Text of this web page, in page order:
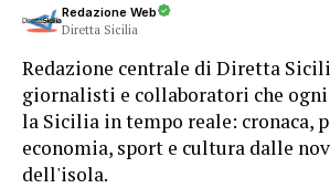
Redazione Web
Diretta Sicilia
Redazione centrale di Diretta
giornalisti e collaboratori che
la Sicilia in tempo reale: cronaca,
economia, sport e cultura dalle
dell'isola.